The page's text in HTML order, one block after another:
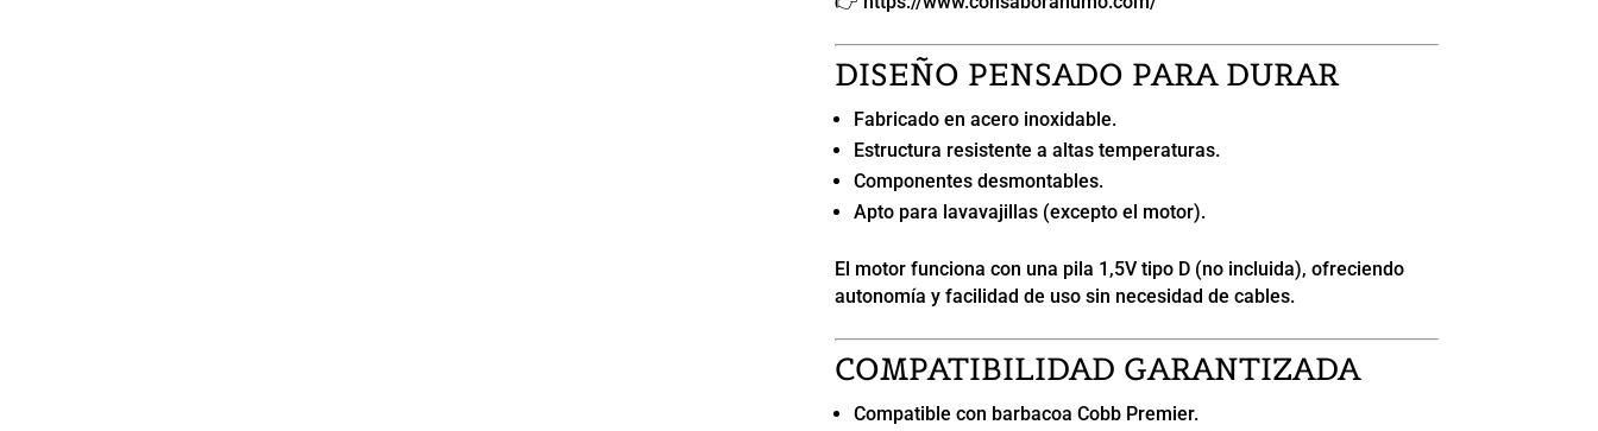
DISEÑO PENSADO PARA DURAR
Fabricado en acero inoxidable.
Estructura resistente a altas temperaturas.
Componentes desmontables.
Apto para lavavajillas (excepto el motor).
El motor funciona con una pila 1,5V tipo D (no incluida), ofreciendo
autonomía y facilidad de uso sin necesidad de cables.
COMPATIBILIDAD GARANTIZADA
Compatible con barbacoa Cobb Premier.